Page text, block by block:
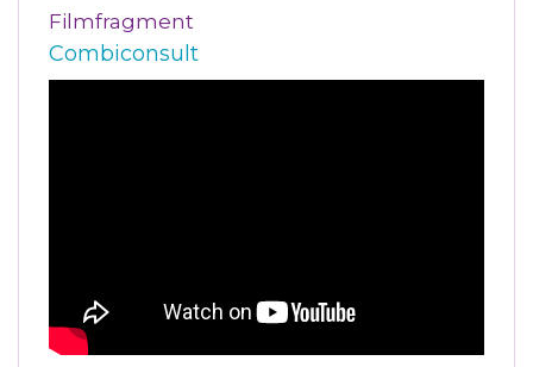
Filmfragment
Combiconsult